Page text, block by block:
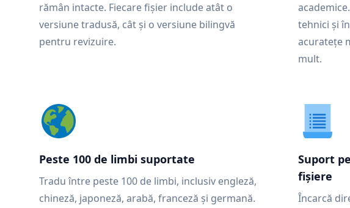
rămân intacte. Fiecare fișier include atât o
versiune tradusă, cât și o versiune bilingvă
pentru revizuire.
tehnici și
acuratețe
mult.
Peste 100 de limbi suportate
Tradu între peste 100 de limbi, inclusiv engleză,
chineză, japoneză, arabă, franceză și germană.
Suport
fișiere
Încarcă